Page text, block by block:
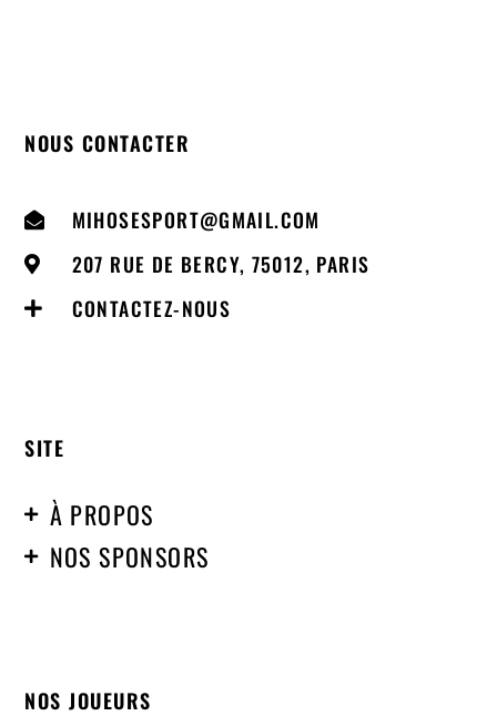
NOUS CONTACTER
MIHOSESPORT@GMAIL.COM
207 RUE DE BERCY, 75012, PARIS
CONTACTEZ-NOUS
SITE
À PROPOS
NOS SPONSORS
NOS JOUEURS